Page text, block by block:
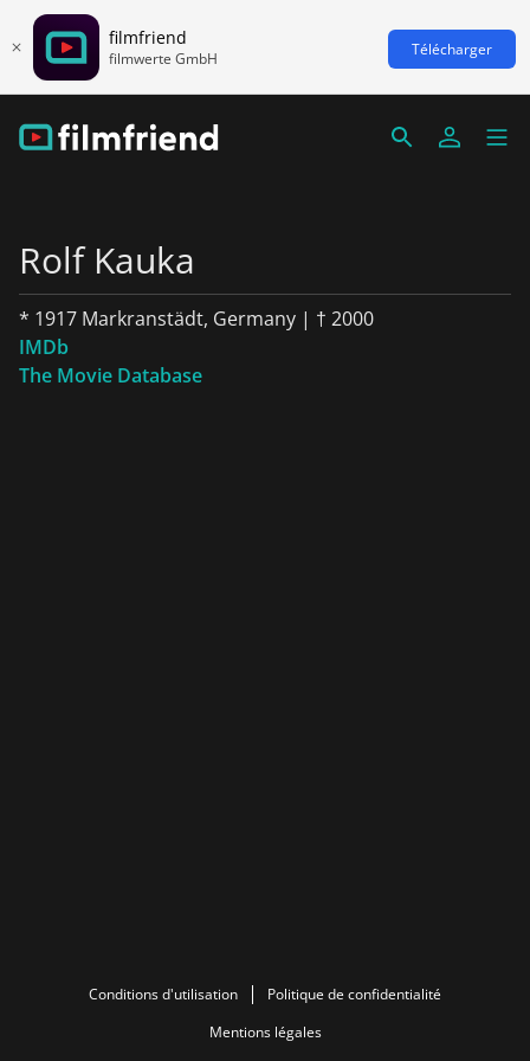
filmfriend
filmwerte GmbH Télécharger
Rolf Kauka
* 1917 Markranstädt, Germany | † 2000
IMDb
The Movie Database
Conditions d'utilisation
Politique de confidentialité
Mentions légales